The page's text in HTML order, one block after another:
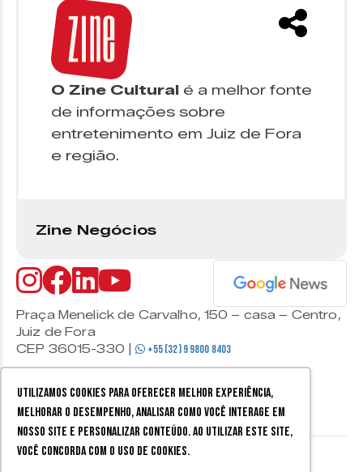
Utilizamos cookies para oferecer melhor experiência,
melhorar o desempenho, analisar como você interage em
nosso site e personalizar conteúdo. Ao utilizar este site,
você concorda com o uso de cookies.
O Zine Cultural é a melhor fonte
de informações sobre
entretenimento em Juiz de Fora
e região.
Zine Negócios
Praça Menelick de Carvalho, 150 – casa – Centro,
Juiz de Fora
CEP 36015-330 |
+55 (32) 9 9800 8403